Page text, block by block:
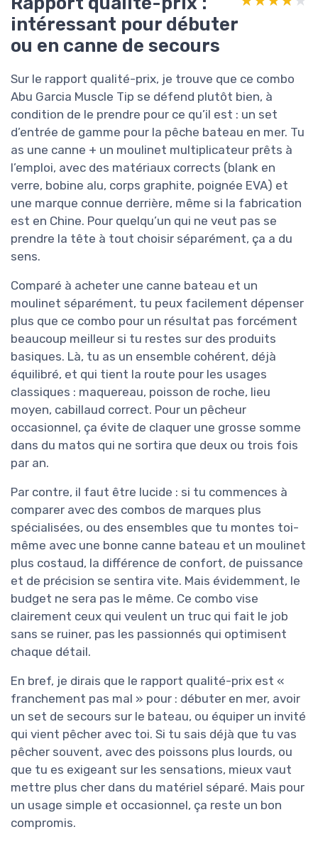
intéressant pour débuter
ou en canne de secours
Sur le rapport qualité-prix, je trouve que ce combo
Abu Garcia Muscle Tip se défend plutôt bien, à
condition de le prendre pour ce qu’il est : un set
d’entrée de gamme pour la pêche bateau en mer. Tu
as une canne + un moulinet multiplicateur prêts à
l’emploi, avec des matériaux corrects (blank en
verre, bobine alu, corps graphite, poignée EVA) et
une marque connue derrière, même si la fabrication
est en Chine. Pour quelqu’un qui ne veut pas se
prendre la tête à tout choisir séparément, ça a du
sens.
Comparé à acheter une canne bateau et un
moulinet séparément, tu peux facilement dépenser
plus que ce combo pour un résultat pas forcément
beaucoup meilleur si tu restes sur des produits
basiques. Là, tu as un ensemble cohérent, déjà
équilibré, et qui tient la route pour les usages
classiques : maquereau, poisson de roche, lieu
moyen, cabillaud correct. Pour un pêcheur
occasionnel, ça évite de claquer une grosse somme
dans du matos qui ne sortira que deux ou trois fois
par an.
Par contre, il faut être lucide : si tu commences à
comparer avec des combos de marques plus
spécialisées, ou des ensembles que tu montes toi-
même avec une bonne canne bateau et un moulinet
plus costaud, la différence de confort, de puissance
et de précision se sentira vite. Mais évidemment, le
budget ne sera pas le même. Ce combo vise
clairement ceux qui veulent un truc qui fait le job
sans se ruiner, pas les passionnés qui optimisent
chaque détail.
En bref, je dirais que le rapport qualité-prix est «
franchement pas mal » pour : débuter en mer, avoir
un set de secours sur le bateau, ou équiper un invité
qui vient pêcher avec toi. Si tu sais déjà que tu vas
pêcher souvent, avec des poissons plus lourds, ou
que tu es exigeant sur les sensations, mieux vaut
mettre plus cher dans du matériel séparé. Mais pour
un usage simple et occasionnel, ça reste un bon
compromis.